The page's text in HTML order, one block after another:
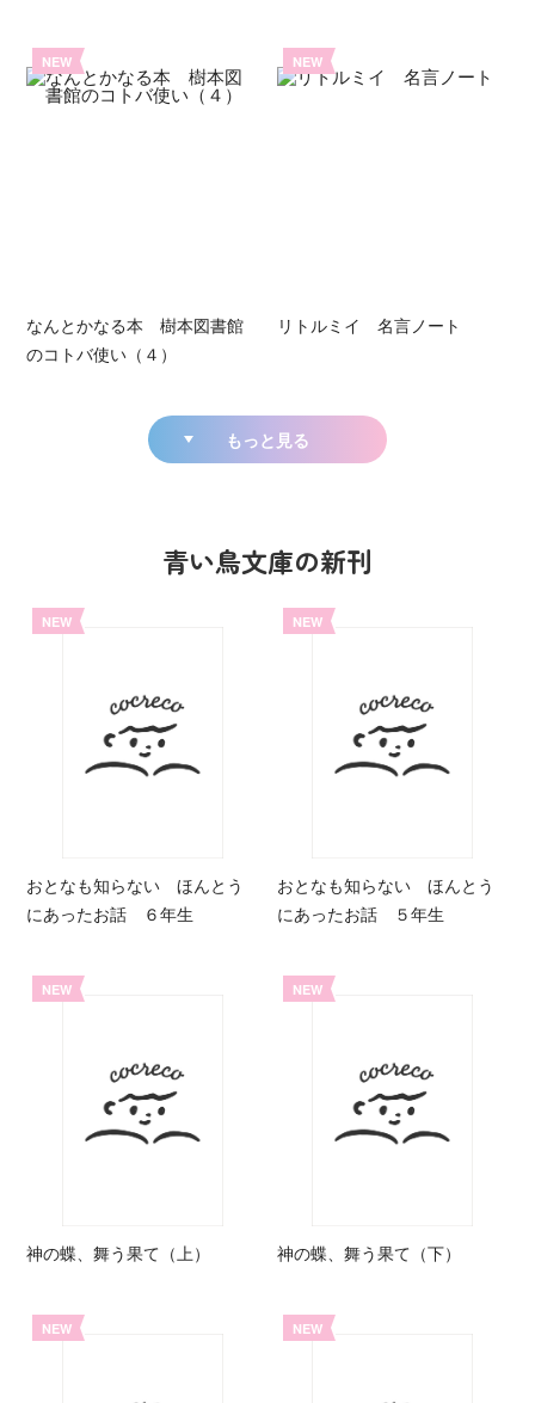
NEW
なんとかなる本 樹本図書館
のコトバ使い（４）
NEW
リトルミイ 名言ノート
もっと見る
青い鳥文庫の新刊
NEW
おとなも知らない ほんとう
にあったお話 ６年生
NEW
おとなも知らない ほんとう
にあったお話 ５年生
NEW
神の蝶、舞う果て（上）
NEW
神の蝶、舞う果て（下）
NEW NEW